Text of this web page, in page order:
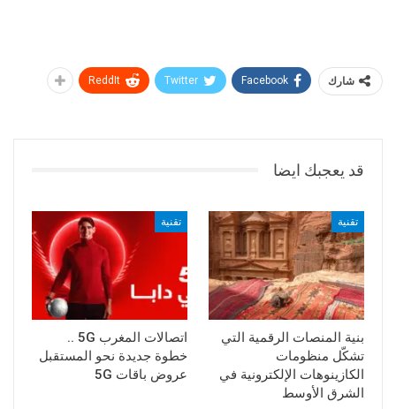
شارك Facebook
Twitter
ReddIt
قد يعجبك ايضا
تقنية
بنية المنصات الرقمية التي
تشكّل منظومات
الكازينوهات الإلكترونية في
الشرق الأوسط
تقنية
اتصالات المغرب 5G ..
خطوة جديدة نحو المستقبل
عروض باقات 5G